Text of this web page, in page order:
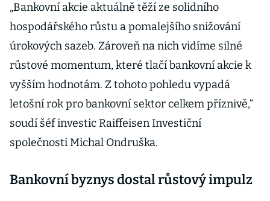
„Bankovní akcie aktuálně těží ze solidního
hospodářského růstu a pomalejšího snižování
úrokových sazeb. Zároveň na nich vidíme silné
růstové momentum, které tlačí bankovní akcie k
vyšším hodnotám. Z tohoto pohledu vypadá
letošní rok pro bankovní sektor celkem příznivě,“
soudí šéf investic Raiffeisen Investiční
společnosti Michal Ondruška.
Bankovní byznys dostal růstový impulz